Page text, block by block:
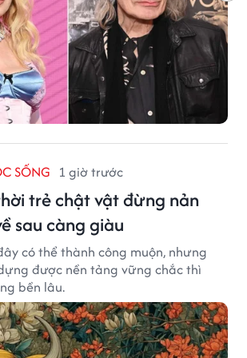
SỐNG 1 giờ trước
trẻ chật vật đừng nản
sau càng giàu
có thể thành công muộn, nhưng
được nền tảng vững chắc thì
bền lâu.